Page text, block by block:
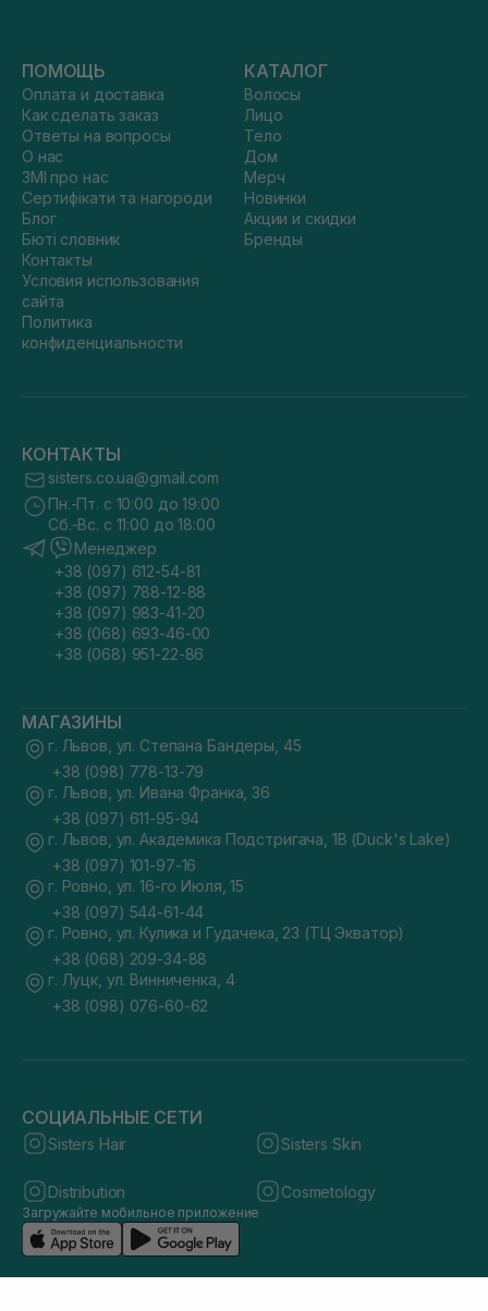
ПОМОЩЬ
Оплата и доставка
Как сделать заказ
Ответы на вопросы
О нас
ЗМІ про нас
Сертифікати та нагороди
Блог
Бюті словник
Контакты
Условия использования
сайта
Политика
конфиденциальности
КАТАЛОГ
Волосы
Лицо
Тело
Дом
Мерч
Новинки
Акции и скидки
Бренды
КОНТАКТЫ
sisters.co.ua@gmail.com
Пн.-Пт. с 10:00 до 19:00
Сб.-Вс. с 11:00 до 18:00
Менеджер
+38 (097) 612-54-81
+38 (097) 788-12-88
+38 (097) 983-41-20
+38 (068) 693-46-00
+38 (068) 951-22-86
МАГАЗИНЫ
г. Львов, ул. Степана Бандеры, 45
+38 (098) 778-13-79
г. Львов, ул. Ивана Франка, 36
+38 (097) 611-95-94
г. Львов, ул. Академика Подстригача, 1В (Duck's Lake)
+38 (097) 101-97-16
г. Ровно, ул. 16-го Июля, 15
+38 (097) 544-61-44
г. Ровно, ул. Кулика и Гудачека, 23 (ТЦ Экватор)
+38 (068) 209-34-88
г. Луцк, ул. Винниченка, 4
+38 (098) 076-60-62
СОЦИАЛЬНЫЕ СЕТИ
Sisters Hair Sisters Skin
Distribution Cosmetology
Загружайте мобильное приложение